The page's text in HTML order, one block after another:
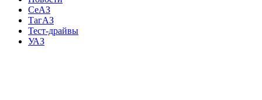
СеАЗ
ТагАЗ
Тест-драйвы
УАЗ